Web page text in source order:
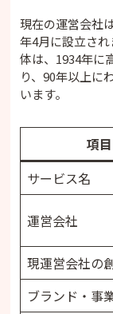
現在の運営会社
年4月に設立さ
体は、1934年に
り、90年以上に
います。
項目
サービス名
運営会社
現運営会社の
ブランド・事